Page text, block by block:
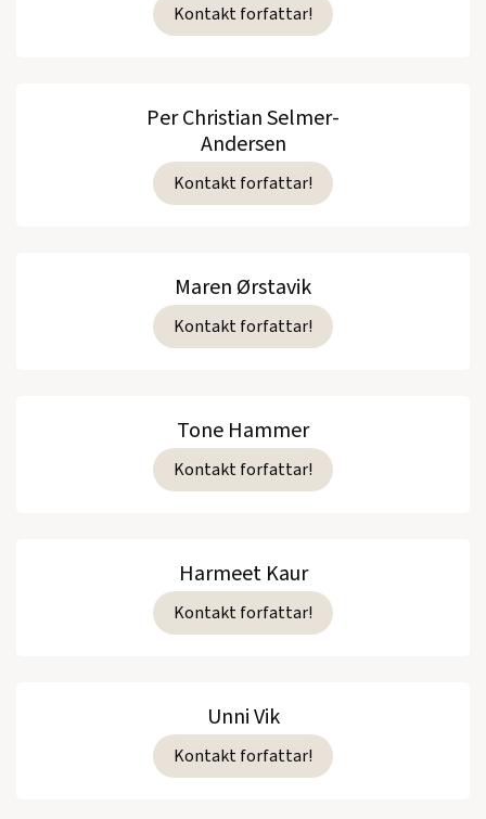
Kontakt forfattar!
Per Christian Selmer-
Andersen
Kontakt forfattar!
Maren Ørstavik
Kontakt forfattar!
Tone Hammer
Kontakt forfattar!
Harmeet Kaur
Kontakt forfattar!
Unni Vik
Kontakt forfattar!